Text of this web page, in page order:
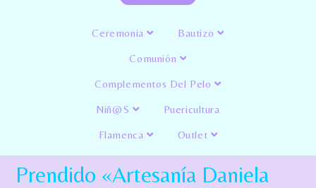
Ceremonia Bautizo
Comunión
Complementos Del Pelo
Niñ@s Puericultura
Flamenca Outlet
Prendido «Artesanía Daniela